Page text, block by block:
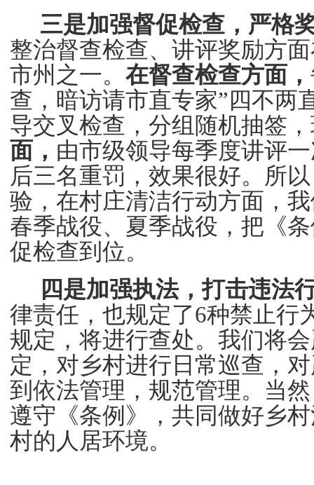
三是加强督促检查，严格
整治督查检查、讲评奖励方
市州之一。 在督查检查方面，
查，暗访请市直专家” 四不两
导交叉检查，分组随机抽签
面， 由市级领导每季度讲评
后三名重罚，效果很好。所
验，在村庄清洁行动方面，
春季战役、夏季战役，把《
促检查到位。
四是加强执法，打击违法
律责任，也规定了6种禁止行
规定，将进行查处。 我们将
定，对乡村进行日常巡查，
到依法管理，规范管理。当
遵守《条例》，共同做好乡
村的人居环境。